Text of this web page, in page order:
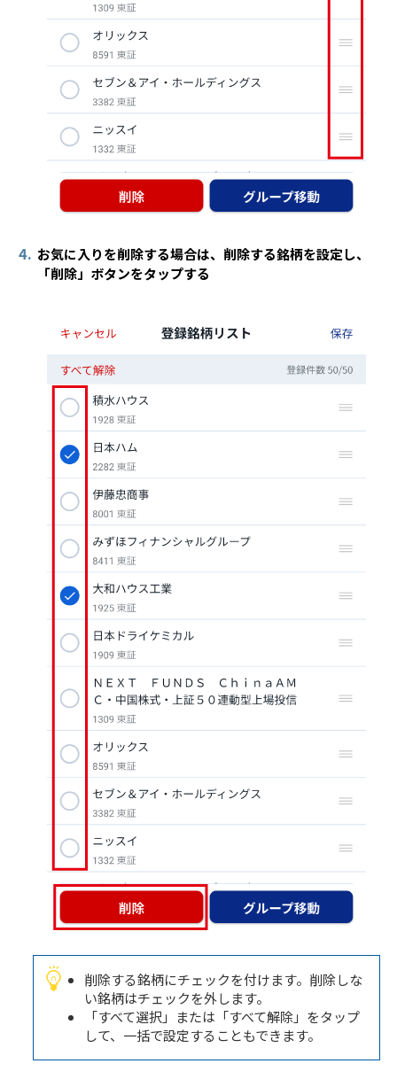
4. お気に入りを削除する場合は、削除する銘柄を設定し、
「削除」ボタンをタップする
削除する銘柄にチェックを付けます。削除しな
い銘柄はチェックを外します。
「すべて選択」または「すべて解除」をタップ
して、一括で設定することもできます。